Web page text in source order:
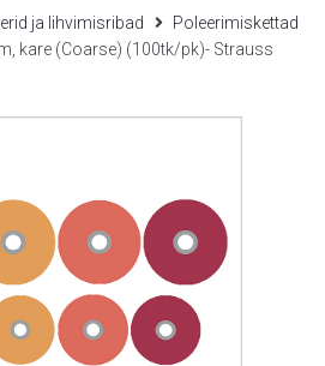
ja lihvimisribad
Poleerimiskettad
kare (Coarse) (100tk/pk)- Strauss